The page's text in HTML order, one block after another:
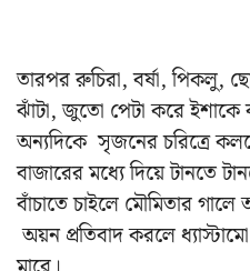
তারপর রুচিরা, বর্ষা, পিকলু,
ঝাঁটা, জুতো পেটা করে ইশাকে
অন্যদিকে সৃজনের চরিত্রে
বাজারের মধ্যে দিয়ে টানতে
বাঁচাতে চাইলে মৌমিতার
অয়ন প্রতিবাদ করলে